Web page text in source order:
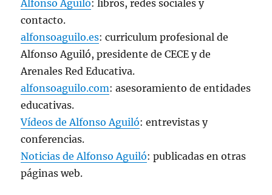
Alfonso Aguiló: libros, redes sociales y
contacto.
alfonsoaguilo.es: curriculum profesional de
Alfonso Aguiló, presidente de CECE y de
Arenales Red Educativa.
alfonsoaguilo.com: asesoramiento de entidades
educativas.
Vídeos de Alfonso Aguiló: entrevistas y
conferencias.
Noticias de Alfonso Aguiló: publicadas en otras
páginas web.